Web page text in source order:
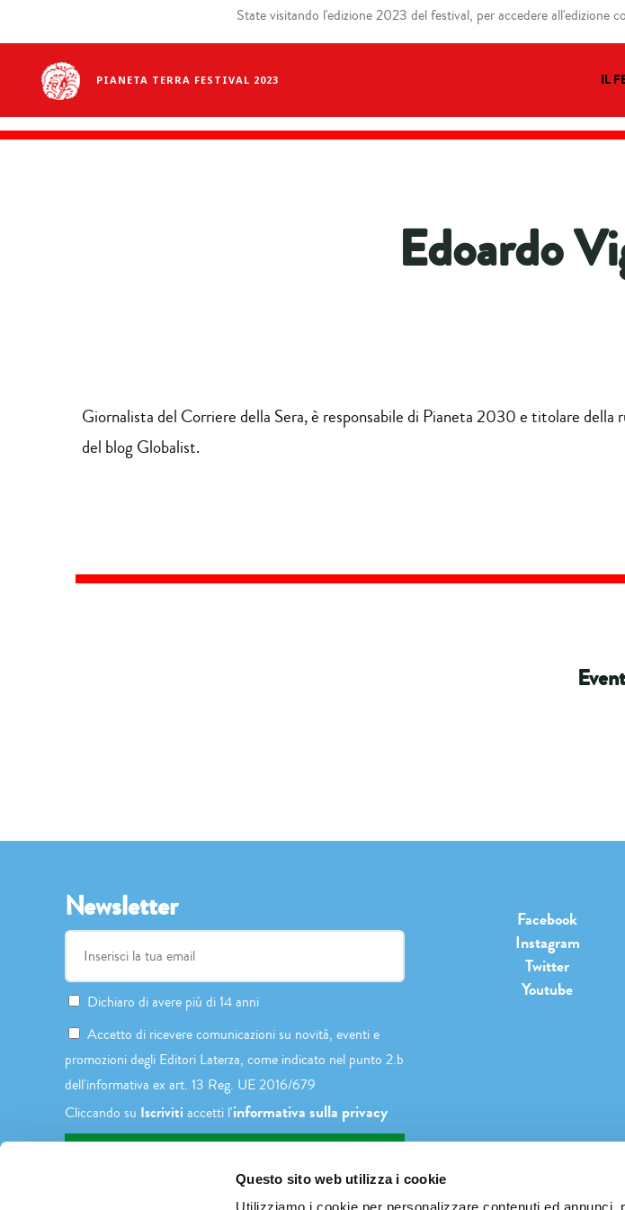
Questo sito web utilizza i cookie
PIANETA TERRA FESTIVAL 2023 IL
State visitando l'edizione 2023 del festival, per accedere all'edizione
Edoardo
Giornalista del Corriere della Sera, è responsabile di Pianeta 2030 e titolare della
del blog Globalist.
Newsletter
Dichiaro di avere più di 14 anni
Accetto di ricevere comunicazioni su novità, eventi e
promozioni degli Editori Laterza, come indicato nel punto 2.b
dell'informativa ex art. 13 Reg. UE 2016/679
Cliccando su Iscriviti accetti l'informativa sulla privacy
Facebook
Instagram
Twitter
Youtube